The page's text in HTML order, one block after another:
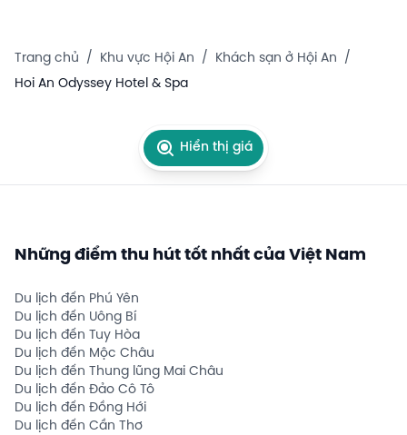
Trang chủ / Khu vực Hội An / Khách sạn ở Hội An
/
Hoi An Odyssey Hotel & Spa
Hiển thị giá
Những điểm thu hút tốt nhất của Việt Nam
Du lịch đến Phú Yên
Du lịch đến Uông Bí
Du lịch đến Tuy Hòa
Du lịch đến Mộc Châu
Du lịch đến Thung lũng Mai Châu
Du lịch đến Đảo Cô Tô
Du lịch đến Đồng Hới
Du lịch đến Cần Thơ